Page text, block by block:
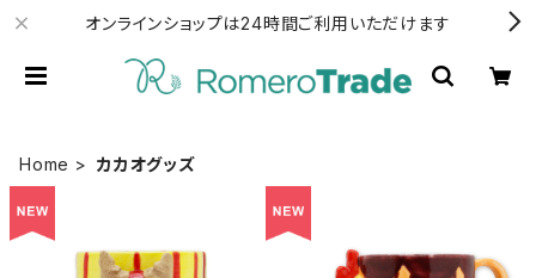
オンラインショップは24時間ご利用いただけます
Home カカオグッズ